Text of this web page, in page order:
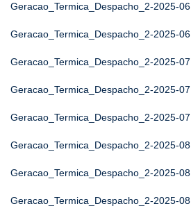
Geracao_Termica_Despacho_2-2025-06
Geracao_Termica_Despacho_2-2025-06
Geracao_Termica_Despacho_2-2025-07
Geracao_Termica_Despacho_2-2025-07
Geracao_Termica_Despacho_2-2025-07
Geracao_Termica_Despacho_2-2025-08
Geracao_Termica_Despacho_2-2025-08
Geracao_Termica_Despacho_2-2025-08